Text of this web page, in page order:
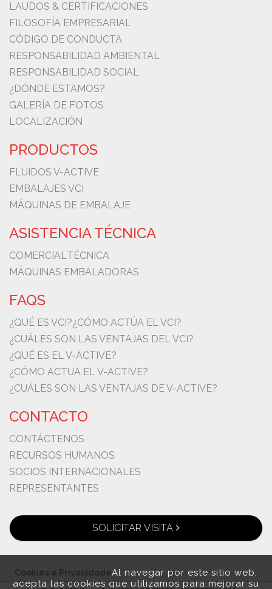
LAUDOS & CERTIFICACIONES
FILOSOFÍA EMPRESARIAL
CÓDIGO DE CONDUCTA
RESPONSABILIDAD AMBIENTAL
RESPONSABILIDAD SOCIAL
¿DÓNDE ESTAMOS?
GALERÍA DE FOTOS
LOCALIZACIÓN
PRODUCTOS
FLUIDOS V-ACTIVE
EMBALAJES VCI
MÁQUINAS DE EMBALAJE
ASISTENCIA TÉCNICA
COMERCIALTÉCNICA
MÁQUINAS EMBALADORAS
FAQS
¿QUÉ ES VCI?¿CÓMO ACTÚA EL VCI?
¿CUÁLES SON LAS VENTAJAS DEL VCI?
¿QUÉ ES EL V-ACTIVE?
¿CÓMO ACTUA EL V-ACTIVE?
¿CUÁLES SON LAS VENTAJAS DE V-ACTIVE?
CONTACTO
CONTÁCTENOS
RECURSOS HUMANOS
SOCIOS INTERNACIONALES
REPRESENTANTES
SOLICITAR VISITA
Cookies e PrivacidadeAl navegar por este sitio web,
acepta las cookies que utilizamos para mejorar su